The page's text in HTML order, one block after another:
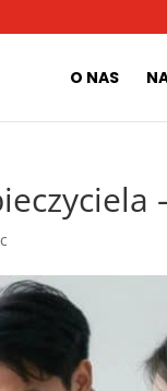
O NAS